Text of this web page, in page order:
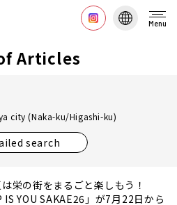
Menu
Articles
city (Naka-ku/Higashi-ku)
search
栄の街をまるごと楽しもう！
IS YOU SAKAE26」が7月22日から